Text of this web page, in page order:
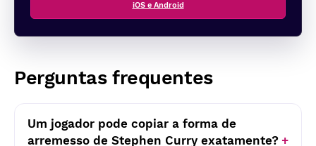
iOS e Android
Perguntas frequentes
Um jogador pode copiar a forma de
arremesso de Stephen Curry exatamente?